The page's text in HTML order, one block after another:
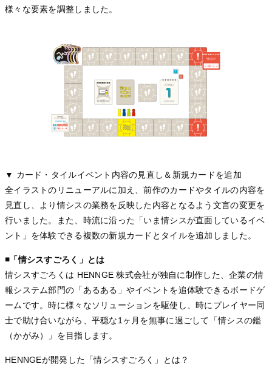
様々な要素を調整しました。
▼ カード・タイルイベント内容の見直し＆新規カードを追加
全イラストのリニューアルに加え、前作のカードやタイルの内容を
見直し、より情シスの業務を反映した内容となるよう文言の変更を
行いました。また、時流に沿った「いま情シスが直面しているイベ
ント」を体験できる複数の新規カードとタイルを追加しました。
◾️「情シスすごろく」とは
情シスすごろくは HENNGE 株式会社が独自に制作した、企業の情
報システム部門の「あるある」やイベントを追体験できるボードゲ
ームです。時に様々なソリューションを駆使し、時にプレイヤー同
士で助け合いながら、平穏な1ヶ月を無事に過ごして「情シスの鑑
（かがみ）」を目指します。
HENNGEが開発した「情シスすごろく」とは？